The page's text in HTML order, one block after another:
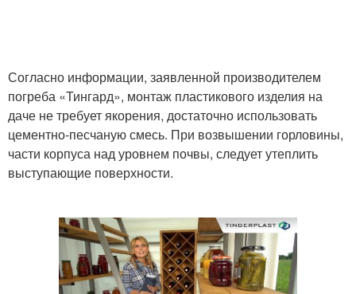
Согласно информации, заявленной производителем
погреба «Тингард», монтаж пластикового изделия на
даче не требует якорения, достаточно использовать
цементно-песчаную смесь. При возвышении горловины,
части корпуса над уровнем почвы, следует утеплить
выступающие поверхности.